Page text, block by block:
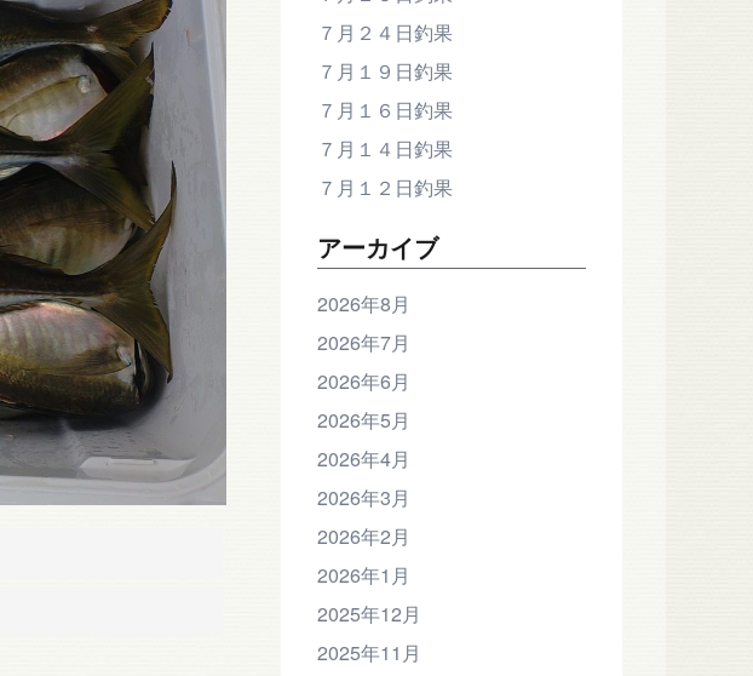
７月２４日釣果
７月１９日釣果
７月１６日釣果
７月１４日釣果
７月１２日釣果
アーカイブ
2026年8月
2026年7月
2026年6月
2026年5月
2026年4月
2026年3月
2026年2月
2026年1月
2025年12月
2025年11月